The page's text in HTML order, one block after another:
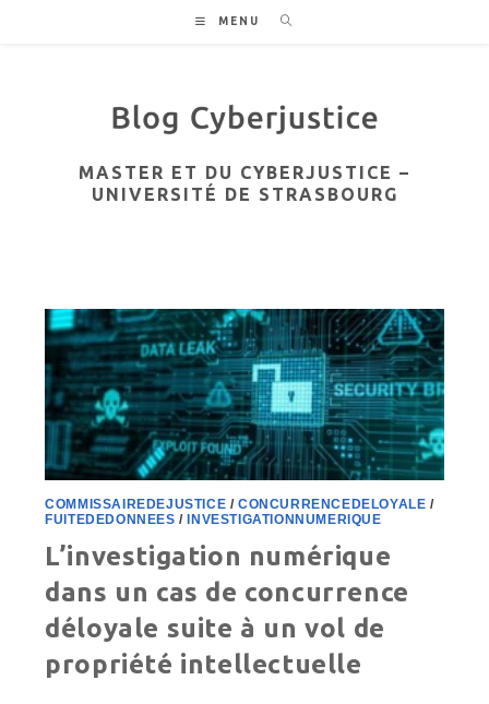
MENU
MASTER ET DU CYBERJUSTICE –
UNIVERSITÉ DE STRASBOURG
COMMISSAIREDEJUSTICE /CONCURRENCEDELOYALE /
FUITEDEDONNEES /INVESTIGATIONNUMERIQUE
L’investigation numérique
dans un cas de concurrence
déloyale suite à un vol de
propriété intellectuelle